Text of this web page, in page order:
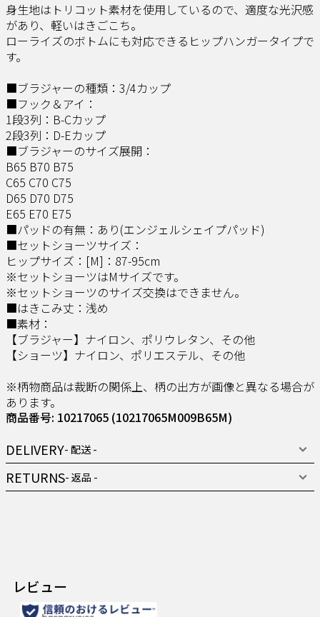
身生地はトリコット素材を使用しているので、適度な光沢感
があり、軽いはきごこち。
ローライズのボトムにも対応できるヒップハンガータイプで
す。
■ブラジャーの種類：3/4カップ
■フック＆アイ：
1段3列：B-Cカップ
2段3列：D-Eカップ
■ブラジャーのサイズ展開：
B65 B70 B75
C65 C70 C75
D65 D70 D75
E65 E70 E75
■パッドの有無：あり(エンジェルシェイプパッド)
■セットショーツサイズ：
ヒップサイズ：[M]：87-95cm
※セットショーツはMサイズです。
※セットショーツのサイズ交換はできません。
■はきこみ丈：浅め
■素材：
【ブラジャー】ナイロン、ポリウレタン、その他
【ショーツ】ナイロン、ポリエステル、その他
※柄物商品は裁断の関係上、柄の出方が画像と異なる場合が
あります。
商品番号: 10217065 (10217065M009B65M)
DELIVERY- 配送 -
RETURNS- 返品 -